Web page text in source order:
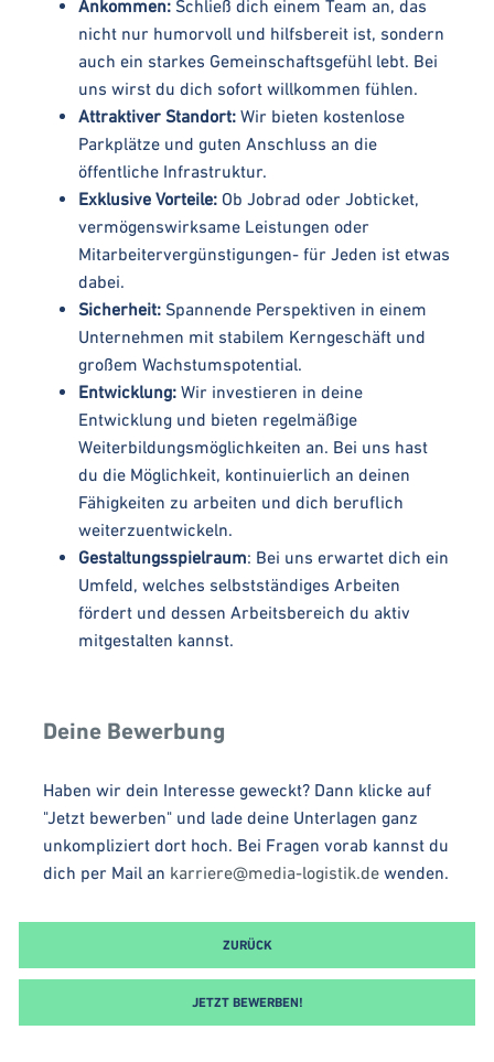
Ankommen: Schließ dich einem Team an, das
nicht nur humorvoll und hilfsbereit ist, sondern
auch ein starkes Gemeinschaftsgefühl lebt. Bei
uns wirst du dich sofort willkommen fühlen.
Attraktiver Standort: Wir bieten kostenlose
Parkplätze und guten Anschluss an die
öffentliche Infrastruktur.
Exklusive Vorteile: Ob Jobrad oder Jobticket,
vermögenswirksame Leistungen oder
Mitarbeitervergünstigungen- für Jeden ist etwas
dabei.
Sicherheit: Spannende Perspektiven in einem
Unternehmen mit stabilem Kerngeschäft und
großem Wachstumspotential.
Entwicklung: Wir investieren in deine
Entwicklung und bieten regelmäßige
Weiterbildungsmöglichkeiten an. Bei uns hast
du die Möglichkeit, kontinuierlich an deinen
Fähigkeiten zu arbeiten und dich beruflich
weiterzuentwickeln.
Gestaltungsspielraum: Bei uns erwartet dich ein
Umfeld, welches selbstständiges Arbeiten
fördert und dessen Arbeitsbereich du aktiv
mitgestalten kannst.
Deine Bewerbung
Haben wir dein Interesse geweckt? Dann klicke auf
"Jetzt bewerben" und lade deine Unterlagen ganz
unkompliziert dort hoch. Bei Fragen vorab kannst du
dich per Mail an karriere@media-logistik.de wenden.
ZURÜCK
JETZT BEWERBEN!